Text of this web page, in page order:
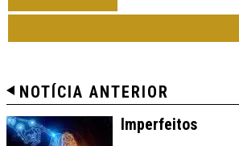
NOTÍCIA ANTERIOR
Imperfeitos